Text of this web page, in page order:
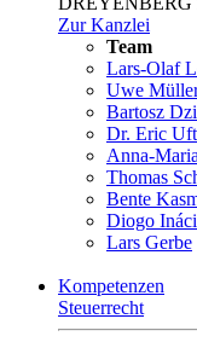
Zur Kanzlei
Team
Lars-Olaf
Uwe
Bartosz
Dr. Eric
Anna-
Thomas
Bente
Diogo
Lars Gerbe
Kompetenzen
Steuerrecht